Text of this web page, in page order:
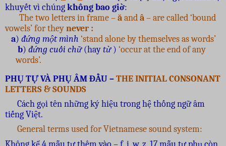
khuyết vì chúngkhông bao giờ:
The two letters in frame –ăandâ– are called ‘bound
vowels’ for theynever :
a) đứng một mình ‘stand alone by themselves as words’
b) đứng cuối chữ(haytừ) ‘occur at the end of any
words’.
PHỤ TỰ VÀ PHỤ ÂM ĐẦU –THE INITIAL CONSONANT
LETTERS & SOUNDS
Cách gọi tên những ký hiệu trong hệ thống ngữ âm
tiếng Việt.
General terms used for Vietnamese sound system: